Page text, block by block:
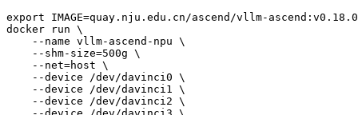
export IMAGE=quay.nju.edu.cn/ascend/vllm-
docker run \
    --name vllm-ascend-npu \
    --shm-size=500g \
    --net=host \
    --device /dev/davinci0 \
    --device /dev/davinci1 \
    --device /dev/davinci2 \